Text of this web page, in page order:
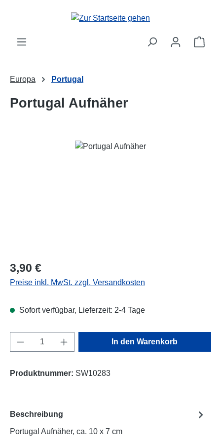
Zum Hauptinhalt springen
Europa Portugal
Portugal Aufnäher
Bildergalerie überspringen
Regulärer Preis:
3,90 €
Preise inkl. MwSt. zzgl. Versandkosten
Sofort verfügbar, Lieferzeit: 2-4 Tage
Produkt Anzahl: Gib den gewünschten
In den Warenkorb
Produktnummer: SW10283
Beschreibung
Portugal Aufnäher, ca. 10 x 7 cm